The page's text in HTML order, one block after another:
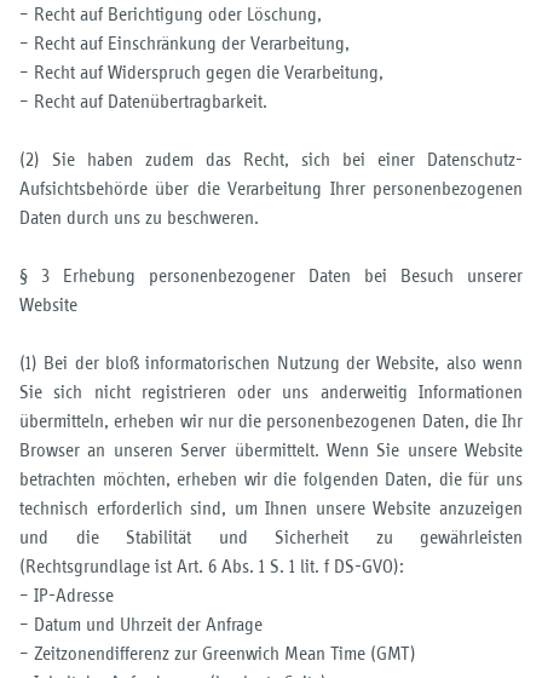
– Recht auf Berichtigung oder Löschung,
– Recht auf Einschränkung der Verarbeitung,
– Recht auf Widerspruch gegen die Verarbeitung,
– Recht auf Datenübertragbarkeit.
(2) Sie haben zudem das Recht, sich bei einer Datenschutz-
Aufsichtsbehörde über die Verarbeitung Ihrer personenbezogenen
Daten durch uns zu beschweren.
§ 3 Erhebung personenbezogener Daten bei Besuch unserer
Website
(1) Bei der bloß informatorischen Nutzung der Website, also wenn
Sie sich nicht registrieren oder uns anderweitig Informationen
übermitteln, erheben wir nur die personenbezogenen Daten, die Ihr
Browser an unseren Server übermittelt. Wenn Sie unsere Website
betrachten möchten, erheben wir die folgenden Daten, die für uns
technisch erforderlich sind, um Ihnen unsere Website anzuzeigen
und die Stabilität und Sicherheit zu gewährleisten
(Rechtsgrundlage ist Art. 6 Abs. 1 S. 1 lit. f DS-GVO):
– IP-Adresse
– Datum und Uhrzeit der Anfrage
– Zeitzonendifferenz zur Greenwich Mean Time (GMT)